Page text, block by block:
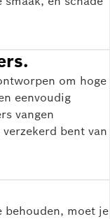
om hoge
eenvoudig
vangen
bent van
behouden, moet je